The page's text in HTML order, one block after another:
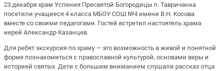
23 декабря храм Успения Пресвятой Богородицы п. Тавричанка
посетили учащиеся 4 класса МБОУ СОШ №4 имени В.Н. Косова
вместе со своими педагогами. Гостей встретил настоятель храма
иерей Александр Казанцев.
Для ребят экскурсия по храму — это возможность в живой и понятной
форме познакомиться с православной культурой, основами веры и
историей святых. Дети с большим вниманием слушали рассказ отца